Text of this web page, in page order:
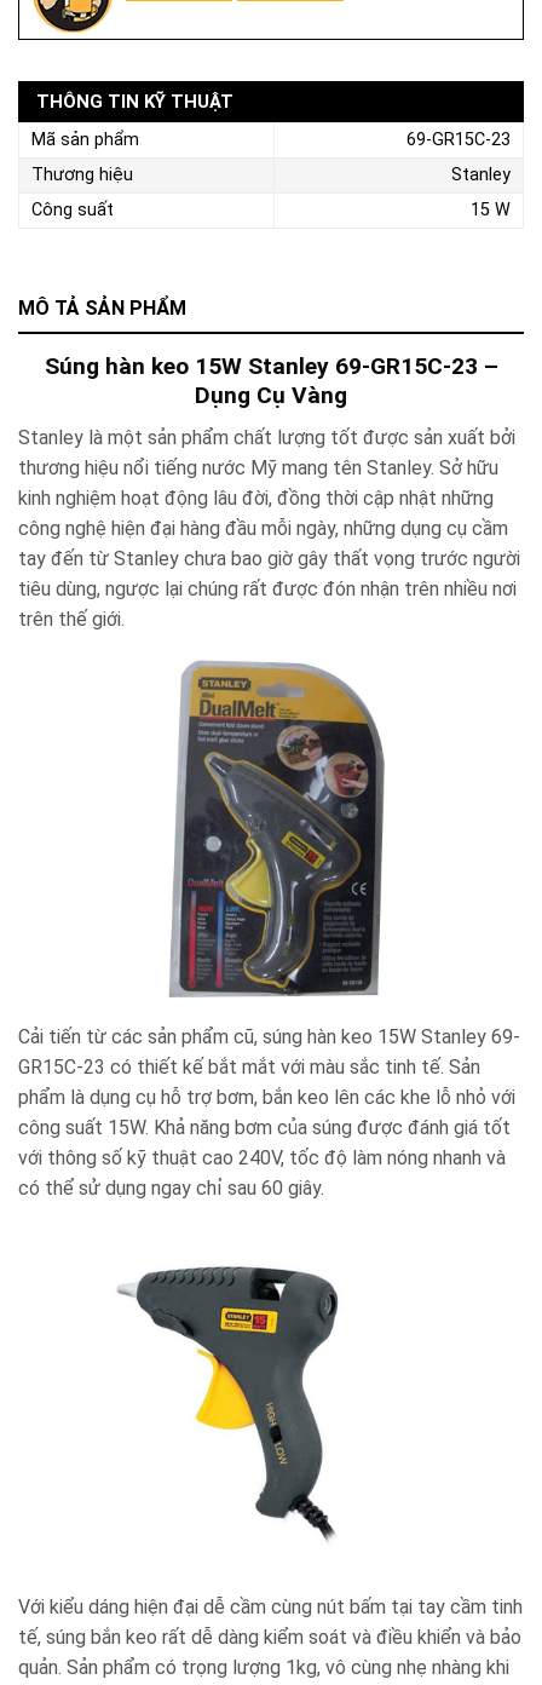
MÔ TẢ SẢN PHẨM
Súng hàn keo 15W Stanley 69-GR15C-23 –
Dụng Cụ Vàng
Stanley là một sản phẩm chất lượng tốt được sản xuất bởi
thương hiệu nổi tiếng nước Mỹ mang tên Stanley. Sở hữu
kinh nghiệm hoạt động lâu đời, đồng thời cập nhật những
công nghệ hiện đại hàng đầu mỗi ngày, những dụng cụ cầm
tay đến từ Stanley chưa bao giờ gây thất vọng trước người
tiêu dùng, ngược lại chúng rất được đón nhận trên nhiều nơi
trên thế giới.
Cải tiến từ các sản phẩm cũ, súng hàn keo 15W Stanley 69-
GR15C-23 có thiết kế bắt mắt với màu sắc tinh tế. Sản
phẩm là dụng cụ hỗ trợ bơm, bắn keo lên các khe lỗ nhỏ với
công suất 15W. Khả năng bơm của súng được đánh giá tốt
với thông số kỹ thuật cao 240V, tốc độ làm nóng nhanh và
có thể sử dụng ngay chỉ sau 60 giây.
Với kiểu dáng hiện đại dễ cầm cùng nút bấm tại tay cầm tinh
tế, súng bắn keo rất dễ dàng kiểm soát và điều khiển và bảo
quản. Sản phẩm có trọng lượng 1kg, vô cùng nhẹ nhàng khi
THÔNG TIN KỸ THUẬT
Mã sản phẩm
69-GR15C-23
Thương hiệu
Stanley
Công suất
15 W